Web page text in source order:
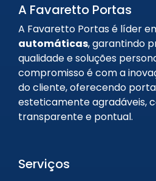
A Favaretto Portas
A Favaretto Portas é líder
automáticas, garantindo
qualidade e soluções
compromisso é com a
do cliente, oferecendo
esteticamente agradáveis,
transparente e pontual.
Serviços